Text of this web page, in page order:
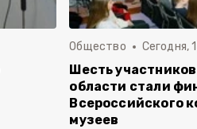
Общество Сегодня,
Шесть
области стали
Всероссийского
музеев